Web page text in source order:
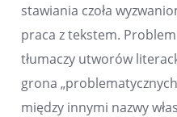
stawiania czoła
praca z tekstem. Problem
tłumaczy utworów
grona
między innymi nazwy